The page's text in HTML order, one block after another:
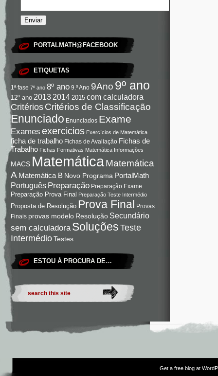
PORTALMATH@FACEBOOK
ETIQUETAS
1ª fase 7º ano 8º ano 9.º Ano 9Ano 9º ano
12º ano 2013 2014 2015 com calculadora
Critérios Critérios de Classificação
Enunciado Enunciados Exame
Exames exercicios Exercícios de Matemática
ficha de trabalho Fichas de Avaliação Fichas de
Trabalho Fichas Formativas Matemática Informações
MACS Matemática Matemática
A Matemática B Novo Programa PortalMath
Português Preparação Preparação Exame
Preparação Prova Final Preparação Teste Intermédio
Proposta de Resolução Prova Final Provas
Finais provas modelo Resolução Secundário
sem calculadora Soluções Teste
IntermédioTestes
ESTOU À PROCURA DE…
Get a free blog at